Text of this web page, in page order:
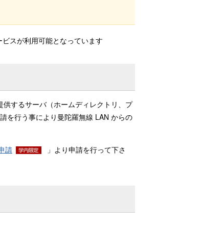
スが利用可能となっています
するサーバ（ホームディレクトリ、プ
を行う事により曼陀羅無線 LAN からの
請
」より申請を行って下さ